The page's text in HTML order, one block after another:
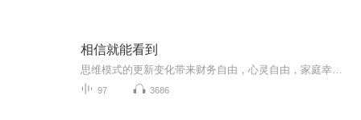
相信就能看到
97 3686